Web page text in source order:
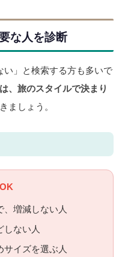
な人を診断
い」と検索する方も多いで
、旅のスタイルで決まり
ましょう。
、増減しない人
しない人
サイズを選ぶ人